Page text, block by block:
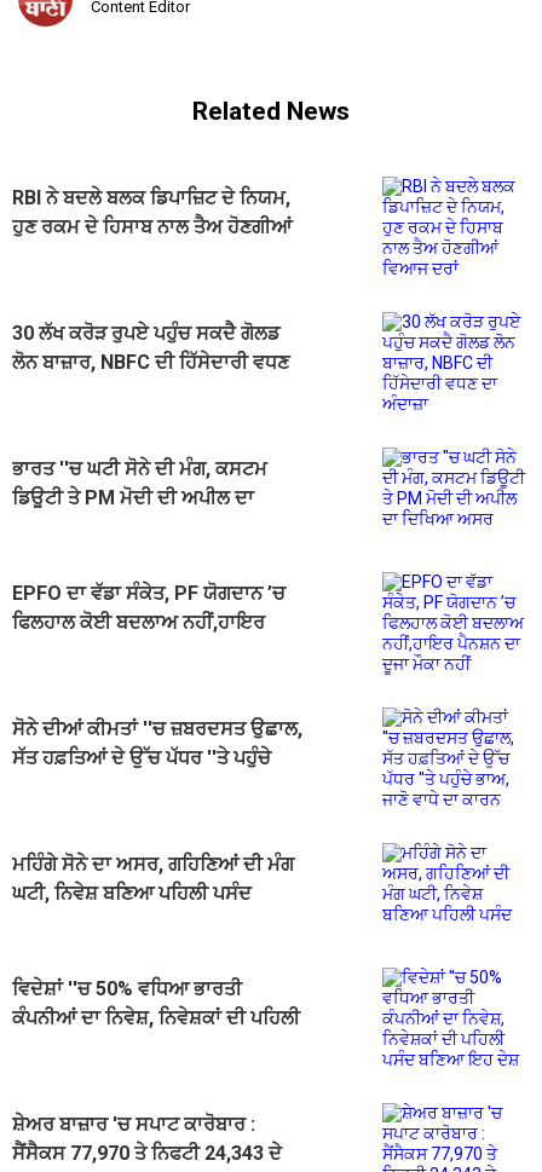
Content Editor
Related News
RBI ਨੇ ਬਦਲੇ ਬਲਕ ਡਿਪਾਜ਼ਿਟ ਦੇ ਨਿਯਮ,
ਹੁਣ ਰਕਮ ਦੇ ਹਿਸਾਬ ਨਾਲ ਤੈਅ ਹੋਣਗੀਆਂ
30 ਲੱਖ ਕਰੋੜ ਰੁਪਏ ਪਹੁੰਚ ਸਕਦੈ ਗੋਲਡ
ਲੋਨ ਬਾਜ਼ਾਰ, NBFC ਦੀ ਹਿੱਸੇਦਾਰੀ ਵਧਣ
ਭਾਰਤ ''ਚ ਘਟੀ ਸੋਨੇ ਦੀ ਮੰਗ, ਕਸਟਮ
ਡਿਊਟੀ ਤੇ PM ਮੋਦੀ ਦੀ ਅਪੀਲ ਦਾ
EPFO ਦਾ ਵੱਡਾ ਸੰਕੇਤ, PF ਯੋਗਦਾਨ ’ਚ
ਫਿਲਹਾਲ ਕੋਈ ਬਦਲਾਅ ਨਹੀਂ,ਹਾਇਰ
ਸੋਨੇ ਦੀਆਂ ਕੀਮਤਾਂ ''ਚ ਜ਼ਬਰਦਸਤ ਉਛਾਲ,
ਸੱਤ ਹਫ਼ਤਿਆਂ ਦੇ ਉੱਚ ਪੱਧਰ ''ਤੇ ਪਹੁੰਚੇ
ਮਹਿੰਗੇ ਸੋਨੇ ਦਾ ਅਸਰ, ਗਹਿਣਿਆਂ ਦੀ ਮੰਗ
ਘਟੀ, ਨਿਵੇਸ਼ ਬਣਿਆ ਪਹਿਲੀ ਪਸੰਦ
ਵਿਦੇਸ਼ਾਂ ''ਚ 50% ਵਧਿਆ ਭਾਰਤੀ
ਕੰਪਨੀਆਂ ਦਾ ਨਿਵੇਸ਼, ਨਿਵੇਸ਼ਕਾਂ ਦੀ ਪਹਿਲੀ
ਸ਼ੇਅਰ ਬਾਜ਼ਾਰ 'ਚ ਸਪਾਟ ਕਾਰੋਬਾਰ :
ਸੈਂਸੈਕਸ 77,970 ਤੇ ਨਿਫਟੀ 24,343 ਦੇ